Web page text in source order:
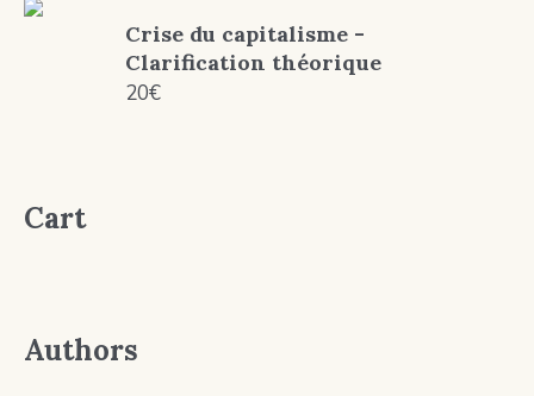
Crise du capitalisme -
Clarification théorique
20€
Cart
Authors